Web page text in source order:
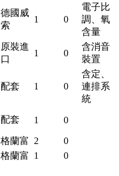
德國威
索
1 0
電子比
調、氧
含量
原裝進
口
1 0
含消音
裝置
配套 1 0
含定、
連排系
統
配套 1 0
格蘭富 2
0
格蘭富 1 0